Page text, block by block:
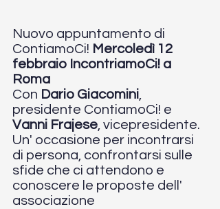
Nuovo appuntamento di
ContiamoCi! Mercoledì 12
febbraio IncontriamoCi! a
Roma
Con Dario Giacomini,
presidente ContiamoCi! e
Vanni Frajese, vicepresidente.
Un' occasione per incontrarsi
di persona, confrontarsi sulle
sfide che ci attendono e
conoscere le proposte dell'
associazione